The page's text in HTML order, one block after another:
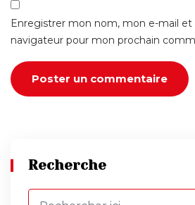
Enregistrer mon nom, mon e-mail et
navigateur pour mon prochain
Recherche